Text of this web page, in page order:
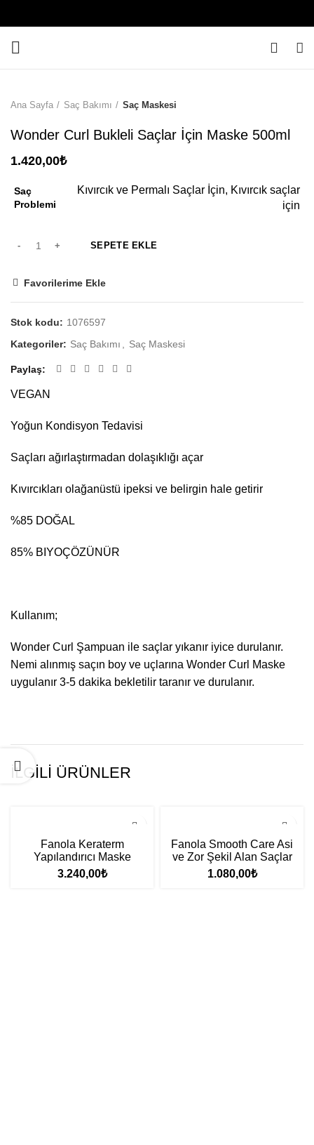
Ana Sayfa Saç Bakımı Saç Maskesi
Wonder Curl Bukleli Saçlar İçin Maske 500ml
1.420,00₺
Saç
Problemi
Kıvırcık ve Permalı Saçlar İçin, Kıvırcık saçlar
için
SEPETE EKLE
Favorilerime Ekle
Stok kodu: 1076597
Kategoriler: Saç Bakımı Saç Maskesi
Paylaş
VEGAN
Yoğun Kondisyon Tedavisi
Saçları ağırlaştırmadan dolaşıklığı açar
Kıvırcıkları olağanüstü ipeksi ve belirgin hale getirir
%85 DOĞAL
85% BIYOÇÖZÜNÜR
Kullanım;
Wonder Curl Şampuan ile saçlar yıkanır iyice durulanır.
Nemi alınmış saçın boy ve uçlarına Wonder Curl Maske
uygulanır 3-5 dakika bekletilir taranır ve durulanır.
İLGILI ÜRÜNLER
Fanola Keraterm
Yapılandırıcı Maske
1000ml
3.240,00₺
Fanola Smooth Care Asi
ve Zor Şekil Alan Saçlar
için Maske 500ml
1.080,00₺